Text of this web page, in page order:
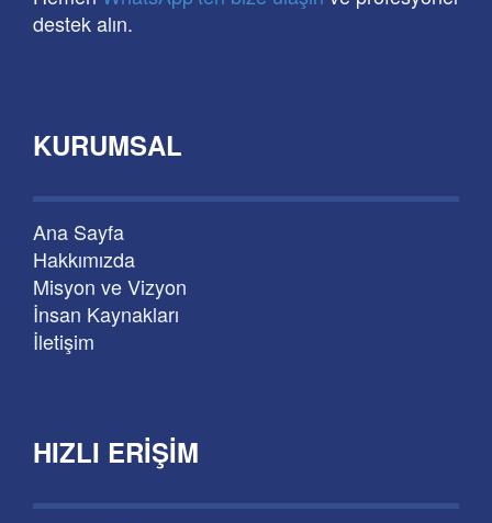
destek alın.
KURUMSAL
Ana Sayfa
Hakkımızda
Misyon ve Vizyon
İnsan Kaynakları
İletişim
HIZLI ERIŞIM